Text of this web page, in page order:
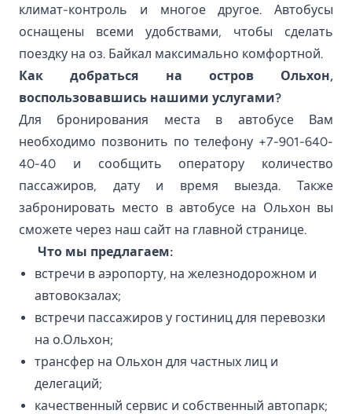
климат-контроль и многое другое. Автобусы
оснащены всеми удобствами, чтобы сделать
поездку на оз. Байкал максимально комфортной.
Как добраться на остров Ольхон,
воспользовавшись нашими услугами?
Для бронирования места в автобусе Вам
необходимо позвонить по телефону +7-901-640-
40-40 и сообщить оператору количество
пассажиров, дату и время выезда. Также
забронировать место в автобусе на Ольхон вы
сможете через наш сайт на главной странице.
Что мы предлагаем:
встречи в аэропорту, на железнодорожном и
автовокзалах;
встречи пассажиров у гостиниц для перевозки
на о.Ольхон;
трансфер на Ольхон для частных лиц и
делегаций;
качественный сервис и собственный автопарк;